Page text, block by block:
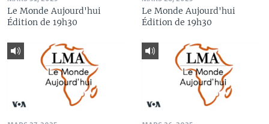
Le Monde Aujourd'hui
Édition de 19h30
Le Monde Aujourd'hui
Édition de 19h30